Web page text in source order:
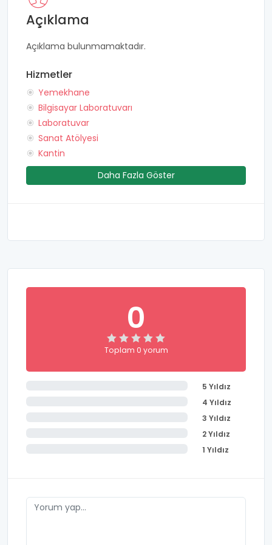
Açıklama
Açıklama bulunmamaktadır.
Hizmetler
Yemekhane
Bilgisayar Laboratuvarı
Laboratuvar
Sanat Atölyesi
Kantin
Daha Fazla Göster
0
Toplam 0 yorum
5 Yıldız
4 Yıldız
3 Yıldız
2 Yıldız
1 Yıldız